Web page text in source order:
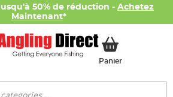
50% de réduction - Achetez
Maintenant*
PanierMon panier